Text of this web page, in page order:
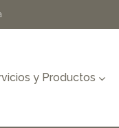
y Productos